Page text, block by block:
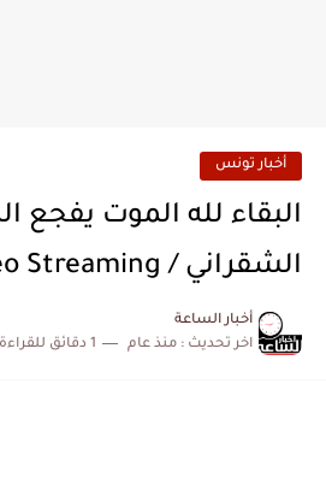
أخبار تونس
البقاء لله الموت يفجع
الشقراني / Video Streaming
أخبار الساعة
اخر تحديث : منذ عام 1 دقائق للقراءة